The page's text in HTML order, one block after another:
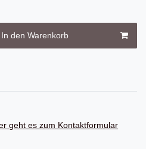
In den Warenkorb
geht es zum Kontaktformular